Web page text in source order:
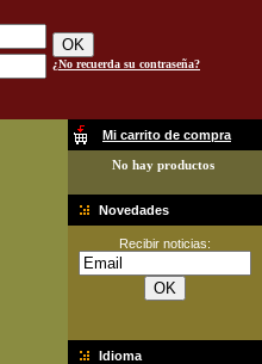
¿No recuerda su contraseña?
Mi carrito de compra
No hay productos
Novedades
Recibir noticias:
Idioma